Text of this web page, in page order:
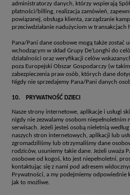
administratorzy danych, którzy wspierają
płatności/billing, realizacja zamówień,
powiązanej, obsługa klienta, zarządzanie
przeciwdziałanie nadużyciom w transakcjach
Pana/Pani dane osobowe mogą także zostać
wchodzącym w skład Grupy De’Longhi do
działalności oraz weryfikacji celów
poza Europejski Obszar Gospodarczy (w
zabezpieczenia praw osób, których dane
Nigdy nie sprzedajemy Pana/Pani danych
10. PRYWATNOŚĆ DZIECI
Nasze strony internetowe, aplikacje i usługi
nigdy nie zezwalamy osobom niepełnoletnim
serwisach. Jeżeli jesteś osobą nieletnią
naszych stron internetowych, aplikacji lub
zgromadziliśmy lub otrzymaliśmy dane
rodziców, usuniemy takie dane. Jeżeli uważa
osobowe od kogoś, kto jest niepełnoletni,
kontaktując się z nami pod adresem
Prywatności, a my podejmiemy odpowiednie
jak to możliwe.